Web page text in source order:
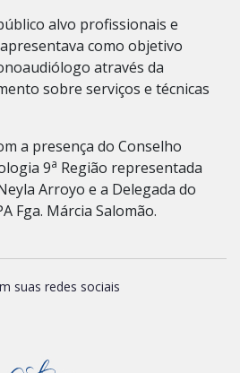
alvo profissionais e
como objetivo
através da
sobre serviços e técnicas
a presença do Conselho
9a Região representada
Arroyo e a Delegada do
Fga. Márcia Salomão.
suas redes sociais